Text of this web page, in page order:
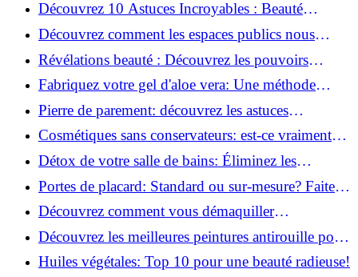
Découvrez 10 Astuces Incroyables : Beauté
Naturelle avec le Concombre !
Découvrez comment les espaces publics nous
incitent à être plus actifs : Révélations surprenantes!
Révélations beauté : Découvrez les pouvoirs
insoupçonnés du concombre!
Fabriquez votre gel d'aloe vera: Une méthode
simple et rapide à la maison!
Pierre de parement: découvrez les astuces
infaillibles pour un nettoyage parfait!
Cosmétiques sans conservateurs: est-ce vraiment
possible?
Détox de votre salle de bains: Éliminez les
ingrédients nocifs dès maintenant!
Portes de placard: Standard ou sur-mesure? Faites
le meilleur choix!
Découvrez comment vous démaquiller
naturellement: Astuces et secrets révélés!
Découvrez les meilleures peintures antirouille pour
le fer: Top 12 analysé!
Huiles végétales: Top 10 pour une beauté radieuse!